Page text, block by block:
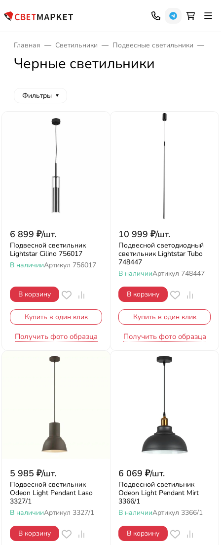
Главная Светильники Подвесные светильники
Черные светильники
Фильтры
6 899 ₽/шт.
Подвесной светильник
Lightstar Cilino 756017
В наличииАртикул 756017
В корзину
Купить в один клик
Получить фото образца
10 999 ₽/шт.
Подвесной светодиодный
светильник Lightstar Tubo
748447
В наличииАртикул 748447
В корзину
Купить в один клик
Получить фото образца
5 985 ₽/шт.
Подвесной светильник
Odeon Light Pendant Laso
3327/1
В наличииАртикул 3327/1
В корзину
6 069 ₽/шт.
Подвесной светильник
Odeon Light Pendant Mirt
3366/1
В наличииАртикул 3366/1
В корзину